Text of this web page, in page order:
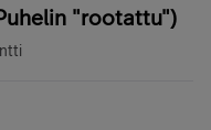
"rootattu")